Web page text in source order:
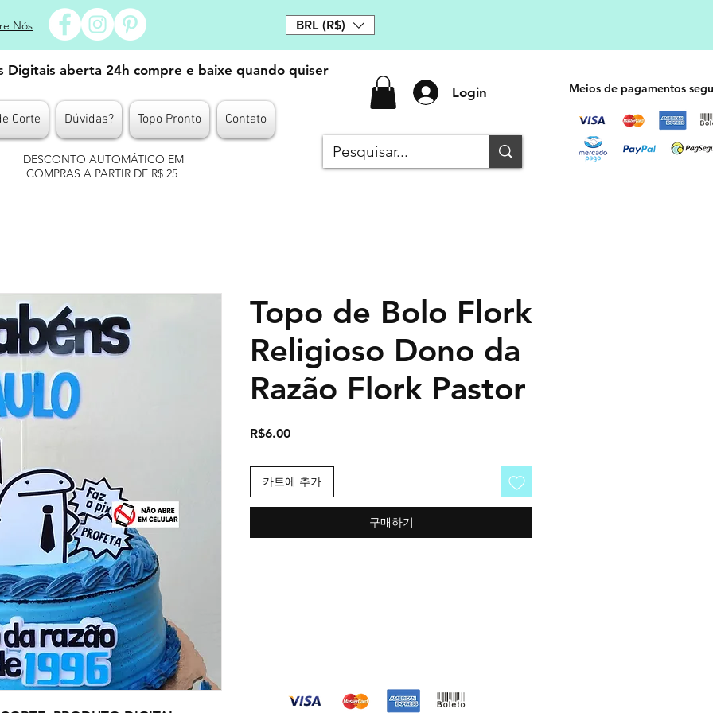
Nós BRL (R$)
Digitais aberta 24h compre e baixe quando quiser
Corte Dúvidas? Topo Pronto Contato
Login
DESCONTO AUTOMÁTICO EM
COMPRAS A PARTIR DE R$ 25
Meios de pagamentos
Topo de Bolo Flork
Religioso Dono da
Razão Flork Pastor
R$6.00가
카트에 추가
구매하기